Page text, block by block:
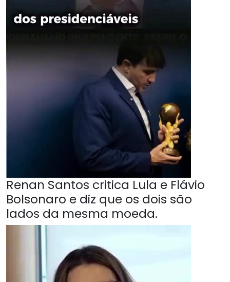
Renan Santos critica Lula e Flávio
Bolsonaro e diz que os dois são
lados da mesma moeda.